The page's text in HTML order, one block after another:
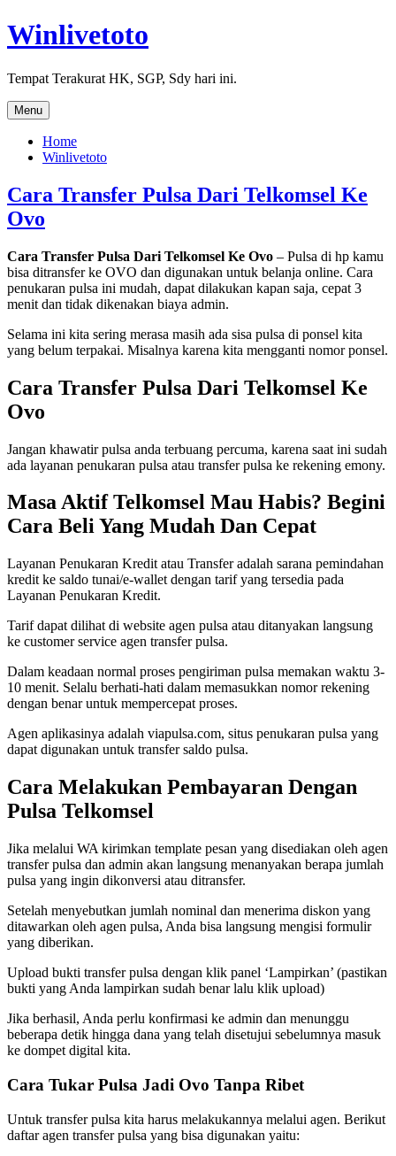
Skip
to
Winlivetoto
Tempat Terakurat HK, SGP, Sdy hari ini.
Menu
Home
Winlivetoto
Cara Transfer Pulsa Dari Telkomsel Ke
Ovo
Cara Transfer Pulsa Dari Telkomsel Ke Ovo – Pulsa di hp kamu
bisa ditransfer ke OVO dan digunakan untuk belanja online. Cara
penukaran pulsa ini mudah, dapat dilakukan kapan saja, cepat 3
menit dan tidak dikenakan biaya admin.
Selama ini kita sering merasa masih ada sisa pulsa di ponsel kita
yang belum terpakai. Misalnya karena kita mengganti nomor ponsel.
Cara Transfer Pulsa Dari Telkomsel Ke
Ovo
Jangan khawatir pulsa anda terbuang percuma, karena saat ini sudah
ada layanan penukaran pulsa atau transfer pulsa ke rekening emony.
Masa Aktif Telkomsel Mau Habis? Begini
Cara Beli Yang Mudah Dan Cepat
Layanan Penukaran Kredit atau Transfer adalah sarana pemindahan
kredit ke saldo tunai/e-wallet dengan tarif yang tersedia pada
Layanan Penukaran Kredit.
Tarif dapat dilihat di website agen pulsa atau ditanyakan langsung
ke customer service agen transfer pulsa.
Dalam keadaan normal proses pengiriman pulsa memakan waktu 3-
10 menit. Selalu berhati-hati dalam memasukkan nomor rekening
dengan benar untuk mempercepat proses.
Agen aplikasinya adalah viapulsa.com, situs penukaran pulsa yang
dapat digunakan untuk transfer saldo pulsa.
Cara Melakukan Pembayaran Dengan
Pulsa Telkomsel
Jika melalui WA kirimkan template pesan yang disediakan oleh agen
transfer pulsa dan admin akan langsung menanyakan berapa jumlah
pulsa yang ingin dikonversi atau ditransfer.
Setelah menyebutkan jumlah nominal dan menerima diskon yang
ditawarkan oleh agen pulsa, Anda bisa langsung mengisi formulir
yang diberikan.
Upload bukti transfer pulsa dengan klik panel ‘Lampirkan’ (pastikan
bukti yang Anda lampirkan sudah benar lalu klik upload)
Jika berhasil, Anda perlu konfirmasi ke admin dan menunggu
beberapa detik hingga dana yang telah disetujui sebelumnya masuk
ke dompet digital kita.
Cara Tukar Pulsa Jadi Ovo Tanpa Ribet
Untuk transfer pulsa kita harus melakukannya melalui agen. Berikut
daftar agen transfer pulsa yang bisa digunakan yaitu: